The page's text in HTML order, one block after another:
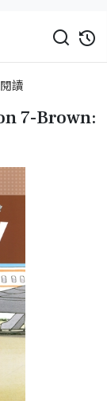
讀
7-Brown: